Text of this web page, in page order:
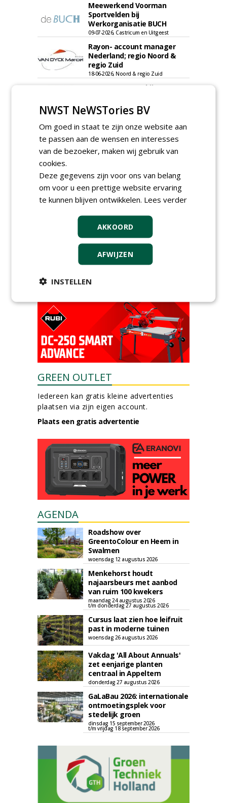
Meewerkend Voorman
Sportvelden bij
Werkorganisatie BUCH
09-07-2026, Castricum en Uitgeest
Rayon- account manager
Nederland; regio Noord &
regio Zuid
18-06-2026, Noord & regio Zuid
Export Manager bij PERFECT -
12-06-2026, Dreumel
Proefveldmedewerker/
Chauffeur
landbouwmachines bij DSV
zaden Nederland B.V.
Kasmedewerker (fulltime) bij
DSV zaden Nederland B.V.
06-08-2026, Ven-Zelderheide
Boomtotaalzorg32-40 uur
30-07-2026, Schalkwijk
Boominspecteur bij
Boomtotaalzorg24-40 uur
30-07-2026, Schalkwijk
meer Groene Banen
GREEN OUTLET
Iedereen kan gratis kleine advertenties
plaatsen via zijn eigen account.
Plaats een gratis advertentie
AGENDA
Roadshow over
GreentoColour en Heem in
Swalmen
woensdag 12 augustus 2026
Menkehorst houdt
najaarsbeurs met aanbod
van ruim 100 kwekers
maandag 24 augustus 2026
t/m donderdag 27 augustus 2026
Cursus laat zien hoe leifruit
past in moderne tuinen
woensdag 26 augustus 2026
Vakdag 'All About Annuals'
zet eenjarige planten
centraal in Appeltern
donderdag 27 augustus 2026
GaLaBau 2026: internationale
ontmoetingsplek voor
stedelijk groen
dinsdag 15 september 2026
t/m vrijdag 18 september 2026
NWST NeWSTories BV
Om goed in staat te zijn onze website aan
te passen aan de wensen en interesses
van de bezoeker, maken wij gebruik van
cookies.
Deze gegevens zijn voor ons van belang
om voor u een prettige website ervaring
te kunnen blijven ontwikkelen. Lees verder
AKKOORD
AFWIJZEN
INSTELLEN